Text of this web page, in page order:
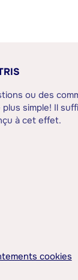
ou des
simple! Il
à cet effet.
cookies